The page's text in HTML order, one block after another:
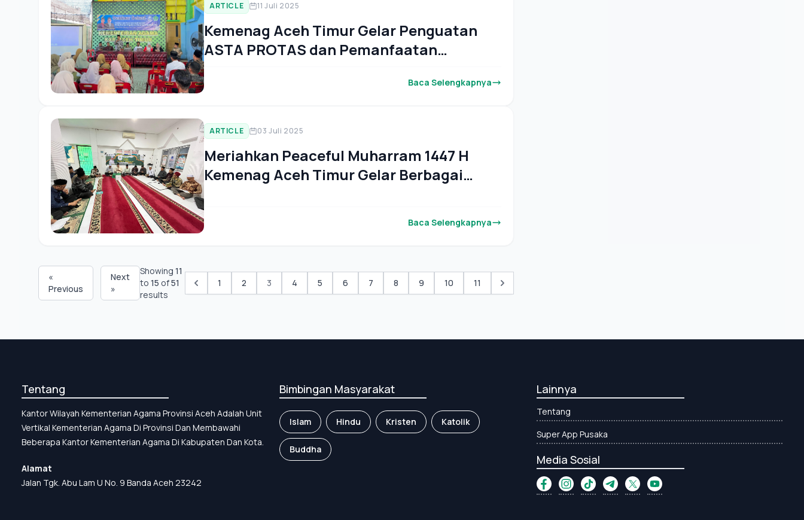
ARTICLE 11 Juli 2025
Kemenag Aceh Timur Gelar Penguatan
ASTA PROTAS dan Pemanfaatan
Baca Selengkapnya
ARTICLE 03 Juli 2025
Meriahkan Peaceful Muharram 1447 H
Kemenag Aceh Timur Gelar Berbagai
Baca Selengkapnya
«
Previous
Next
»
Showing 11
to 15 of51
results
1 2 3 4 5 6 7 8 9 10 11
Tentang
Kantor Wilayah Kementerian Agama Provinsi Aceh Adalah Unit
Vertikal Kementerian Agama Di Provinsi Dan Membawahi
Beberapa Kantor Kementerian Agama Di Kabupaten Dan Kota.
Alamat
Jalan Tgk. Abu Lam U No. 9 Banda Aceh 23242
Bimbingan Masyarakat
Islam Hindu Kristen Katolik
Buddha
Lainnya
Tentang
Super App Pusaka
Media Sosial